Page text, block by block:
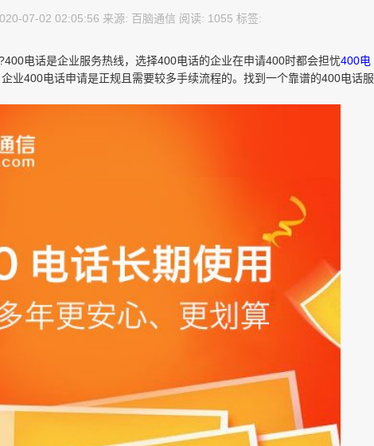
07-02 02:05:56 来源: 百脑通信 阅读: 1055 标签:
电话是企业服务热线，选择400电话的企业在申请400时都会担忧400电
业400电话申请是正规且需要较多手续流程的。找到一个靠谱的400电话服